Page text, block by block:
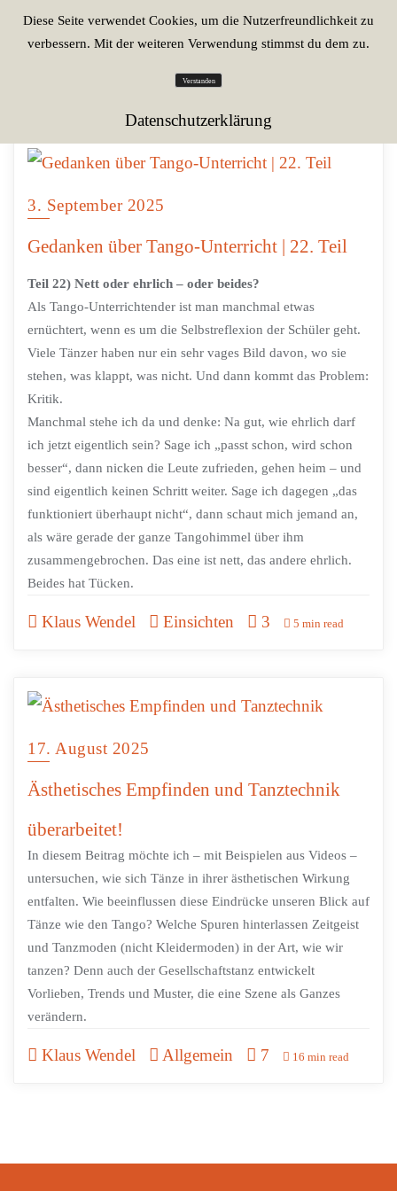
3. September 2025
Gedanken über Tango-Unterricht | 22. Teil
Teil 22) Nett oder ehrlich – oder beides?
Als Tango-Unterrichtender ist man manchmal etwas
ernüchtert, wenn es um die Selbstreflexion der Schüler geht.
Viele Tänzer haben nur ein sehr vages Bild davon, wo sie
stehen, was klappt, was nicht. Und dann kommt das Problem:
Kritik.
Manchmal stehe ich da und denke: Na gut, wie ehrlich darf
ich jetzt eigentlich sein? Sage ich „passt schon, wird schon
besser“, dann nicken die Leute zufrieden, gehen heim – und
sind eigentlich keinen Schritt weiter. Sage ich dagegen „das
funktioniert überhaupt nicht“, dann schaut mich jemand an,
als wäre gerade der ganze Tangohimmel über ihm
zusammengebrochen. Das eine ist nett, das andere ehrlich.
Beides hat Tücken.
Klaus Wendel Einsichten 3 5 min read
17. August 2025
Ästhetisches Empfinden und Tanztechnik
überarbeitet!
In diesem Beitrag möchte ich – mit Beispielen aus Videos –
untersuchen, wie sich Tänze in ihrer ästhetischen Wirkung
entfalten. Wie beeinflussen diese Eindrücke unseren Blick auf
Tänze wie den Tango? Welche Spuren hinterlassen Zeitgeist
und Tanzmoden (nicht Kleidermoden) in der Art, wie wir
tanzen? Denn auch der Gesellschaftstanz entwickelt
Vorlieben, Trends und Muster, die eine Szene als Ganzes
verändern.
Klaus Wendel Allgemein 7 16 min read
Diese Seite verwendet Cookies, um die Nutzerfreundlichkeit zu
verbessern. Mit der weiteren Verwendung stimmst du dem zu.
Verstanden
Datenschutzerklärung